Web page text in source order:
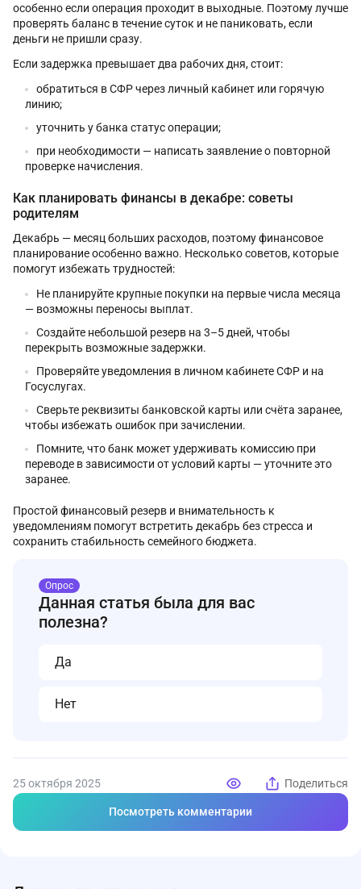
особенно если операция проходит в выходные. Поэтому лучше
проверять баланс в течение суток и не паниковать, если
деньги не пришли сразу.
Если задержка превышает два рабочих дня, стоит:
обратиться в СФР через личный кабинет или горячую
линию;
уточнить у банка статус операции;
при необходимости — написать заявление о повторной
проверке начисления.
Как планировать финансы в декабре: советы
родителям
Декабрь — месяц больших расходов, поэтому финансовое
планирование особенно важно. Несколько советов, которые
помогут избежать трудностей:
Не планируйте крупные покупки на первые числа месяца
— возможны переносы выплат.
Создайте небольшой резерв на 3–5 дней, чтобы
перекрыть возможные задержки.
Проверяйте уведомления в личном кабинете СФР и на
Госуслугах.
Сверьте реквизиты банковской карты или счёта заранее,
чтобы избежать ошибок при зачислении.
Помните, что банк может удерживать комиссию при
переводе в зависимости от условий карты — уточните это
заранее.
Простой финансовый резерв и внимательность к
уведомлениям помогут встретить декабрь без стресса и
сохранить стабильность семейного бюджета.
Данная статья была для вас
полезна?
Опрос
Да
Нет
25 октября 2025 Поделиться
Посмотреть комментарии